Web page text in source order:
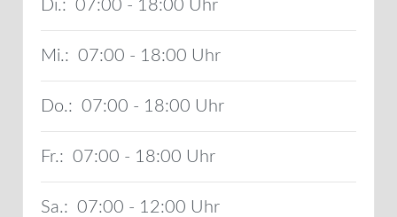
Di.: 07:00 - 18:00
Mi.: 07:00 - 18:00
Do.: 07:00 - 18:00
Fr.: 07:00 - 18:00
Sa.: 07:00 - 12:00